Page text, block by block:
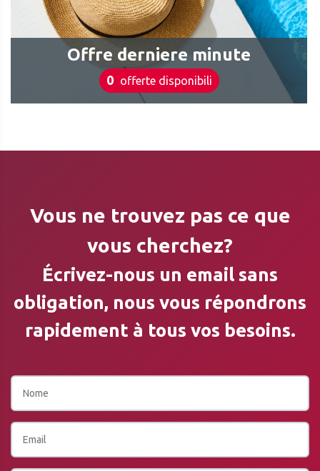
Offre derniere minute
0 offerte disponibili
Vous ne trouvez pas ce que
vous cherchez?
Écrivez-nous un email sans
obligation, nous vous répondrons
rapidement à tous vos besoins.